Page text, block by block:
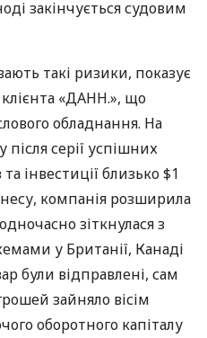
закінчується судовим
такі ризики, показує
«ДАНН.», що
обладнання. На
після серії успішних
інвестиції близько $1
компанія розширила
зіткнулася з
у Британії, Канаді
були відправлені, сам
зайняло вісім
оборотного капіталу